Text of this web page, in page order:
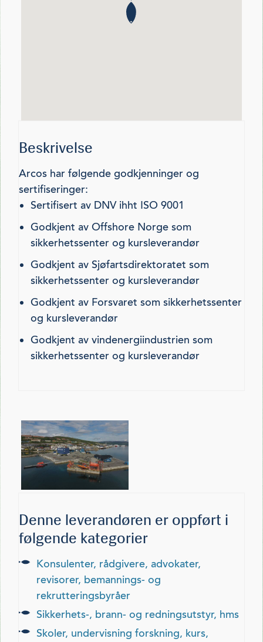
Beskrivelse
Arcos har følgende godkjenninger og
sertifiseringer:
Sertifisert av DNV ihht ISO 9001
Godkjent av Offshore Norge som
sikkerhetssenter og kursleverandør
Godkjent av Sjøfartsdirektoratet som
sikkerhetssenter og kursleverandør
Godkjent av Forsvaret som sikkerhetssenter
og kursleverandør
Godkjent av vindenergiindustrien som
sikkerhetssenter og kursleverandør
Denne leverandøren er oppført i
følgende kategorier
konsulenter, rådgivere, advokater,
revisorer, bemannings- og
rekrutteringsbyråer
sikkerhets-, brann- og redningsutstyr, hms
skoler, undervisning forskning, kurs,